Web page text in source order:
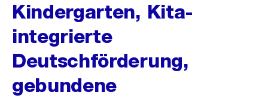
Kindergarten, Kita-
integrierte
Deutschförderung,
gebundene